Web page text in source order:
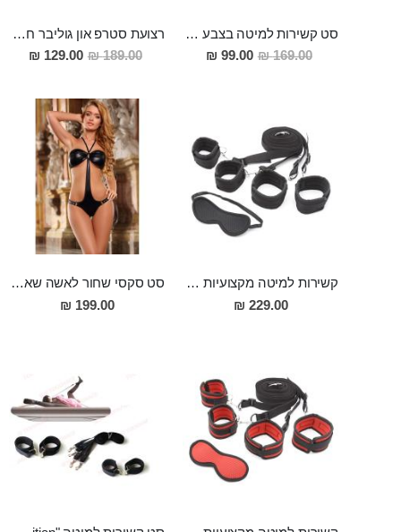
סט קשירות למיטה בצבע אדום במיוחד למתחילים NOTUS
169.00 ₪
מחיר
מבצע
99.00 ₪
רצועת סטרפ און גוליבר חזקה ואמינה ,מתאימה לשני בני הזוג ולמגוון רחב של הדילדואים
189.00 ₪
מחיר
מבצע
129.00 ₪
קשירות למיטה מקצועיות עם זוג אזיקי ידיים וזוג אזיקי רגליים וכיסוי עיניים "ANATH"
229.00 ₪
סט סקסי שחור לאשה שאוהבת לפתוח את הואגינה שלה לרווחה ואפילו להכניס אצבע או שתיים לישבן כאשר הפרטנר צופה, חזיה פתוחה ותחתונים מעור פתוחים באזור הרקטום והנרתיק לפישוק עצמי רחב של הלחיים על מנת לחשוף את פי הטבעת והנרתיק והדגדגן, להתגאות בהם, לעיני הפרטנר
199.00 ₪